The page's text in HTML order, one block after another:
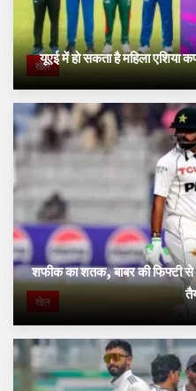
खेल
यूएई में हो सकता है महिला एशिया
खेल
शफीक का शतक, बाबर की फिफ्टी से